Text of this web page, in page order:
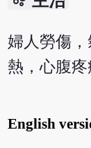
婦人勞傷
熱，心腹疼
English